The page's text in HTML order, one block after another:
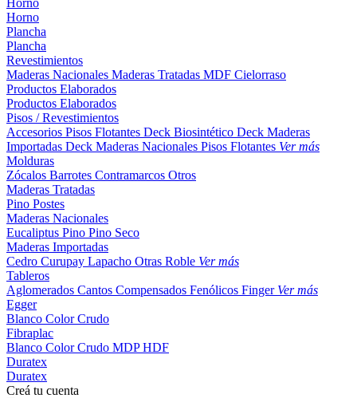
Horno
Horno
Plancha
Plancha
Revestimientos
Maderas Nacionales Maderas Tratadas MDF Cielorraso
Productos Elaborados
Productos Elaborados
Pisos / Revestimientos
Accesorios Pisos Flotantes Deck Biosintético Deck Maderas
Importadas Deck Maderas Nacionales Pisos Flotantes Ver más
Molduras
Zócalos Barrotes Contramarcos Otros
Maderas Tratadas
Pino Postes
Maderas Nacionales
Eucaliptus Pino Pino Seco
Maderas Importadas
Cedro Curupay Lapacho Otras Roble Ver más
Tableros
Aglomerados Cantos Compensados Fenólicos Finger Ver más
Egger
Blanco ColorCrudo
Fibraplac
Blanco ColorCrudo MDPHDF
Duratex
Duratex
Creá tu cuenta